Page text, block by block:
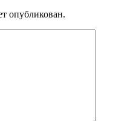
опубликован.